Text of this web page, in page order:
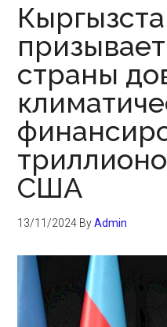
страны
США
13/11/2024 ByAdmin